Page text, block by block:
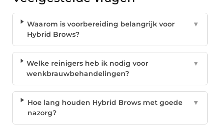
Waarom is voorbereiding belangrijk voor
Hybrid Brows?
▼
Welke reinigers heb ik nodig voor
wenkbrauwbehandelingen?
▼
Hoe lang houden Hybrid Brows met goede
nazorg?
▼